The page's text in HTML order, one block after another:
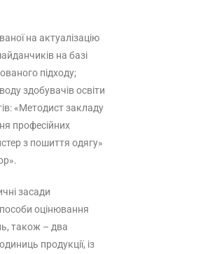
на актуалізацію
на базі
підходу;
здобувачів освіти
«Методист закладу
професійних
з пошиття одягу»
засади
оцінювання
також – два
продукції, із